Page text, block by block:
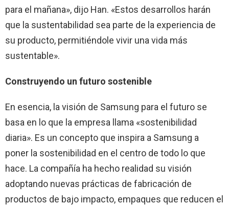
para el mañana», dijo Han. «Estos desarrollos harán
que la sustentabilidad sea parte de la experiencia de
su producto, permitiéndole vivir una vida más
sustentable».
Construyendo un futuro sostenible
En esencia, la visión de Samsung para el futuro se
basa en lo que la empresa llama «sostenibilidad
diaria». Es un concepto que inspira a Samsung a
poner la sostenibilidad en el centro de todo lo que
hace. La compañía ha hecho realidad su visión
adoptando nuevas prácticas de fabricación de
productos de bajo impacto, empaques que reducen el